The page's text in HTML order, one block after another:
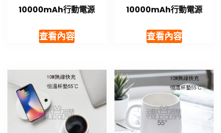
10000mAh行動電源
查看內容
10000mAh行動電源
查看內容